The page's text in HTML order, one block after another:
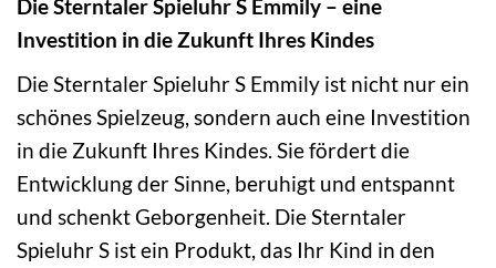
Die Sterntaler Spieluhr S Emmily – eine
Investition in die Zukunft Ihres Kindes
Die Sterntaler Spieluhr S Emmily ist nicht nur ein
schönes Spielzeug, sondern auch eine Investition
in die Zukunft Ihres Kindes. Sie fördert die
Entwicklung der Sinne, beruhigt und entspannt
und schenkt Geborgenheit. Die Sterntaler
Spieluhr S ist ein Produkt, das Ihr Kind in den